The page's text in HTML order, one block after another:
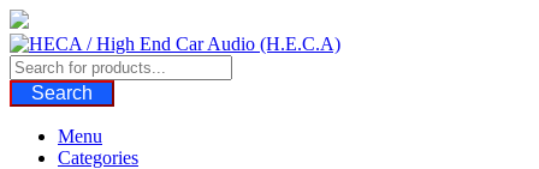
Skip
to
content
Search
Menu
Categories